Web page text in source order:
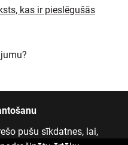
kas ir pieslēgušās
pušu sīkdatnes, lai,